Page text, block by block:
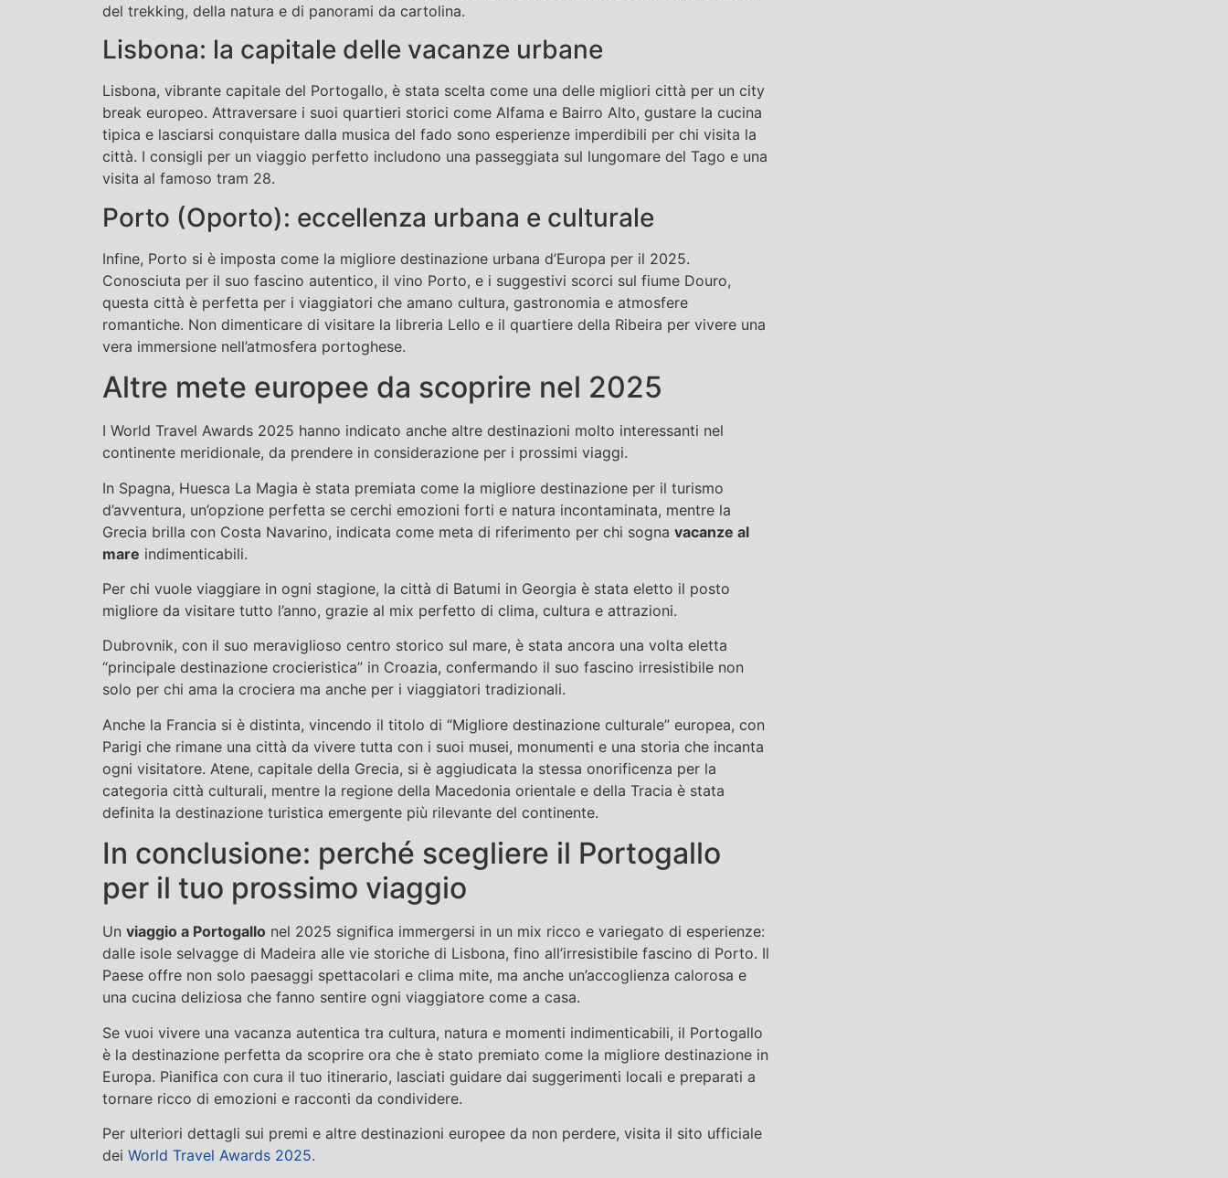
del trekking, della natura e di panorami da cartolina.
Lisbona: la capitale delle vacanze urbane
Lisbona, vibrante capitale del Portogallo, è stata scelta come una delle migliori città per un city
break europeo. Attraversare i suoi quartieri storici come Alfama e Bairro Alto, gustare la cucina
tipica e lasciarsi conquistare dalla musica del fado sono esperienze imperdibili per chi visita la
città. I consigli per un viaggio perfetto includono una passeggiata sul lungomare del Tago e una
visita al famoso tram 28.
Porto (Oporto): eccellenza urbana e culturale
Infine, Porto si è imposta come la migliore destinazione urbana d’Europa per il 2025.
Conosciuta per il suo fascino autentico, il vino Porto, e i suggestivi scorci sul fiume Douro,
questa città è perfetta per i viaggiatori che amano cultura, gastronomia e atmosfere
romantiche. Non dimenticare di visitare la libreria Lello e il quartiere della Ribeira per vivere una
vera immersione nell’atmosfera portoghese.
Altre mete europee da scoprire nel 2025
I World Travel Awards 2025 hanno indicato anche altre destinazioni molto interessanti nel
continente meridionale, da prendere in considerazione per i prossimi viaggi.
In Spagna, Huesca La Magia è stata premiata come la migliore destinazione per il turismo
d’avventura, un’opzione perfetta se cerchi emozioni forti e natura incontaminata, mentre la
Grecia brilla con Costa Navarino, indicata come meta di riferimento per chi sogna vacanze al
mare indimenticabili.
Per chi vuole viaggiare in ogni stagione, la città di Batumi in Georgia è stata eletto il posto
migliore da visitare tutto l’anno, grazie al mix perfetto di clima, cultura e attrazioni.
Dubrovnik, con il suo meraviglioso centro storico sul mare, è stata ancora una volta eletta
“principale destinazione crocieristica” in Croazia, confermando il suo fascino irresistibile non
solo per chi ama la crociera ma anche per i viaggiatori tradizionali.
Anche la Francia si è distinta, vincendo il titolo di “Migliore destinazione culturale” europea, con
Parigi che rimane una città da vivere tutta con i suoi musei, monumenti e una storia che incanta
ogni visitatore. Atene, capitale della Grecia, si è aggiudicata la stessa onorificenza per la
categoria città culturali, mentre la regione della Macedonia orientale e della Tracia è stata
definita la destinazione turistica emergente più rilevante del continente.
In conclusione: perché scegliere il Portogallo
per il tuo prossimo viaggio
Un viaggio a Portogallo nel 2025 significa immergersi in un mix ricco e variegato di esperienze:
dalle isole selvagge di Madeira alle vie storiche di Lisbona, fino all’irresistibile fascino di Porto. Il
Paese offre non solo paesaggi spettacolari e clima mite, ma anche un’accoglienza calorosa e
una cucina deliziosa che fanno sentire ogni viaggiatore come a casa.
Se vuoi vivere una vacanza autentica tra cultura, natura e momenti indimenticabili, il Portogallo
è la destinazione perfetta da scoprire ora che è stato premiato come la migliore destinazione in
Europa. Pianifica con cura il tuo itinerario, lasciati guidare dai suggerimenti locali e preparati a
tornare ricco di emozioni e racconti da condividere.
Per ulteriori dettagli sui premi e altre destinazioni europee da non perdere, visita il sito ufficiale
dei World Travel Awards 2025.